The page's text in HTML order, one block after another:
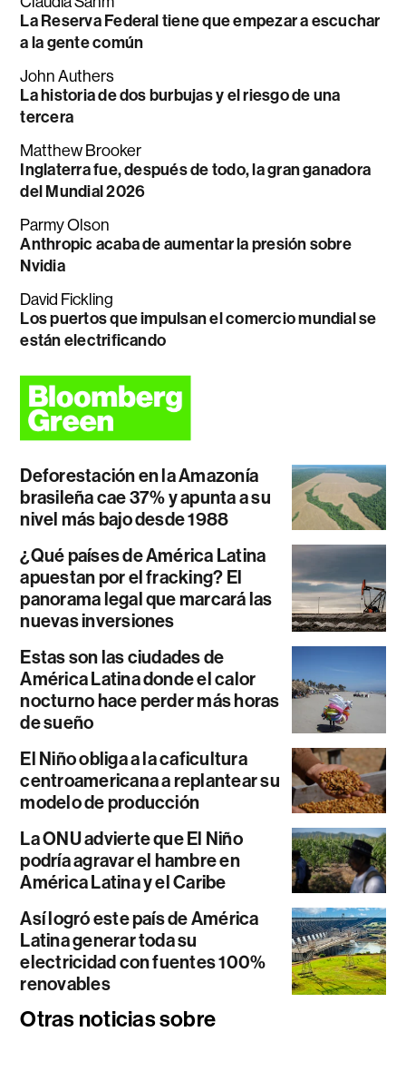
La Reserva Federal tiene que empezar a escuchar
a la gente común
John Authers
La historia de dos burbujas y el riesgo de una
tercera
Matthew Brooker
Inglaterra fue, después de todo, la gran ganadora
del Mundial 2026
Parmy Olson
Anthropic acaba de aumentar la presión sobre
Nvidia
David Fickling
Los puertos que impulsan el comercio mundial se
están electrificando
Deforestación en la Amazonía
brasileña cae 37% y apunta a su
nivel más bajo desde 1988
¿Qué países de América Latina
apuestan por el fracking? El
panorama legal que marcará las
nuevas inversiones
Estas son las ciudades de
América Latina donde el calor
nocturno hace perder más horas
de sueño
El Niño obliga a la caficultura
centroamericana a replantear su
modelo de producción
La ONU advierte que El Niño
podría agravar el hambre en
América Latina y el Caribe
Así logró este país de América
Latina generar toda su
electricidad con fuentes 100%
renovables
Otras noticias sobre